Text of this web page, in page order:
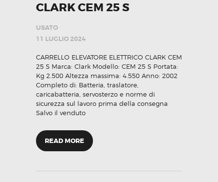
CLARK CEM 25 S
USATO
11 LUGLIO 2024
CARRELLO ELEVATORE ELETTRICO CLARK CEM
25 S Marca: Clark Modello: CEM 25 S Portata:
Kg 2.500 Altezza massima: 4.550 Anno: 2002
Completo di: Batteria, traslatore,
caricabatteria, servosterzo e norme di
sicurezza sul lavoro prima della consegna
Salvo il venduto
READ MORE